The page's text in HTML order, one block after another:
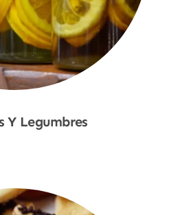
Y Legumbres